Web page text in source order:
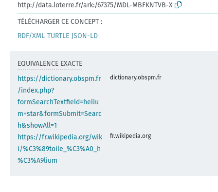
http://data.loterre.fr/ark:/67375/MDL-MBFKNTVB-X
TÉLÉCHARGER CE CONCEPT :
RDF/XML TURTLE JSON-LD
EQUIVALENCE EXACTE
https://dictionary.obspm.fr
/index.php?
formSearchTextfield=heliu
m+star&formSubmit=Searc
h&showAll=1
dictionary.obspm.fr
https://fr.wikipedia.org/wik
i/%C3%89toile_%C3%A0_h
%C3%A9lium
fr.wikipedia.org